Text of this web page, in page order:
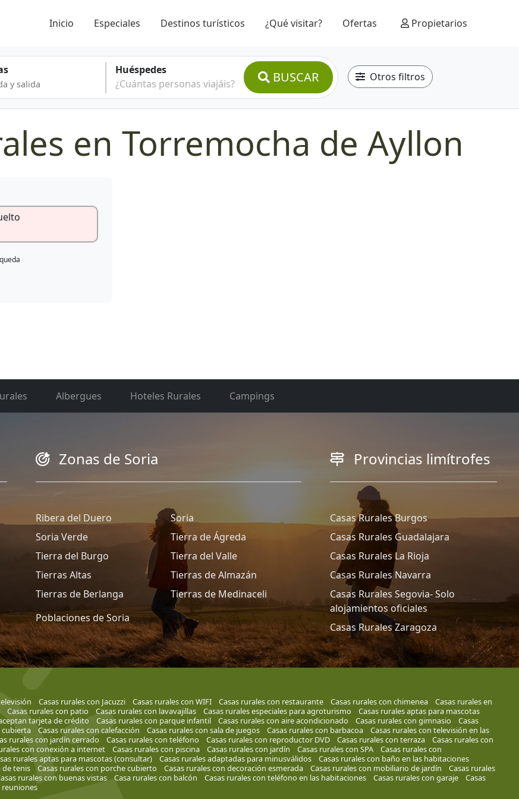
Inicio Especiales Destinos turísticos ¿Qué visitar? Ofertas Propietarios
Huéspedes
¿Cuántas personas viajáis?
BUSCAR Otros filtros
en Torremocha de Ayllon
Albergues Hoteles Rurales Campings
Zonas de Soria
Ribera del Duero
Soria
Soria Verde
Tierra de Ágreda
Tierra del Burgo
Tierra del Valle
Tierras Altas
Tierras de Almazán
Tierras de Berlanga
Tierras de Medinaceli
Poblaciones de Soria
Provincias limítrofes
Casas Rurales Burgos
Casas Rurales Guadalajara
Casas Rurales La Rioja
Casas Rurales Navarra
Casas Rurales Segovia- Solo
alojamientos oficiales
Casas Rurales Zaragoza
Casas rurales con Jacuzzi Casas rurales con WIFI Casas rurales con restaurante Casas rurales con chimenea
Casas rurales en
Casas rurales con patio Casas rurales con lavavajillas Casas rurales especiales para agroturismo
Casas rurales aptas para mascotas
tarjeta de crédito
Casas rurales con parque infantil Casas rurales con aire acondicionado Casas rurales con gimnasio
Casas
cubierta
Casas rurales con calefacción Casas rurales con sala de juegos Casas rurales con barbacoa
Casas rurales con televisión en las
rurales con jardín cerrado Casas rurales con teléfono Casas rurales con reproductor DVD Casas rurales con terraza
Casas rurales con
con conexión a internet Casas rurales con piscina Casas rurales con jardín Casas rurales con SPA
Casas rurales con
rurales aptas para mascotas (consultar) Casas rurales adaptadas para minusválidos
Casas rurales con baño en las habitaciones
de tenis
Casas rurales con porche cubierto Casas rurales con decoración esmerada Casas rurales con mobiliario de jardín
Casas rurales
rurales con buenas vistas Casa rurales con balcón Casas rurales con teléfono en las habitaciones Casas rurales con garaje
Casas
reuniones